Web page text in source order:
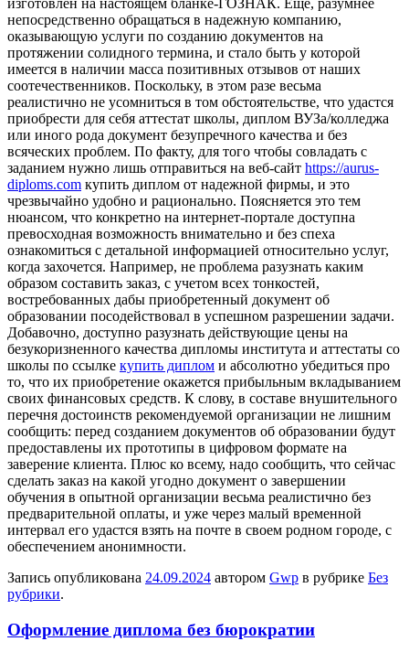
изготовлен на настоящем бланке-ГОЗНАК. Еще, разумнее
непосредственно обращаться в надежную компанию,
оказывающую услуги по созданию документов на
протяжении солидного термина, и стало быть у которой
имеется в наличии масса позитивных отзывов от наших
соотечественников. Поскольку, в этом разе весьма
реалистично не усомниться в том обстоятельстве, что удастся
приобрести для себя аттестат школы, диплом ВУЗа/колледжа
или иного рода документ безупречного качества и без
всяческих проблем. По факту, для того чтобы совладать с
заданием нужно лишь отправиться на веб-сайт https://aurus-
diploms.com купить диплом от надежной фирмы, и это
чрезвычайно удобно и рационально. Поясняется это тем
нюансом, что конкретно на интернет-портале доступна
превосходная возможность внимательно и без спеха
ознакомиться с детальной информацией относительно услуг,
когда захочется. Например, не проблема разузнать каким
образом составить заказ, с учетом всех тонкостей,
востребованных дабы приобретенный документ об
образовании посодействовал в успешном разрешении задачи.
Добавочно, доступно разузнать действующие цены на
безукоризненного качества дипломы института и аттестаты со
школы по ссылке купить диплом и абсолютно убедиться про
то, что их приобретение окажется прибыльным вкладыванием
своих финансовых средств. К слову, в составе внушительного
перечня достоинств рекомендуемой организации не лишним
сообщить: перед созданием документов об образовании будут
предоставлены их прототипы в цифровом формате на
заверение клиента. Плюс ко всему, надо сообщить, что сейчас
сделать заказ на какой угодно документ о завершении
обучения в опытной организации весьма реалистично без
предварительной оплаты, и уже через малый временной
интервал его удастся взять на почте в своем родном городе, с
обеспечением анонимности.
Запись опубликована 24.09.2024 автором Gwp в рубрике Без
рубрики.
Оформление диплома без бюрократии